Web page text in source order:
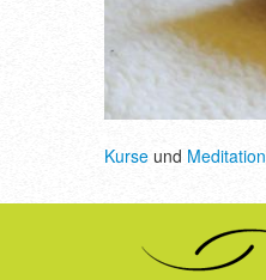
Kurse und Meditation